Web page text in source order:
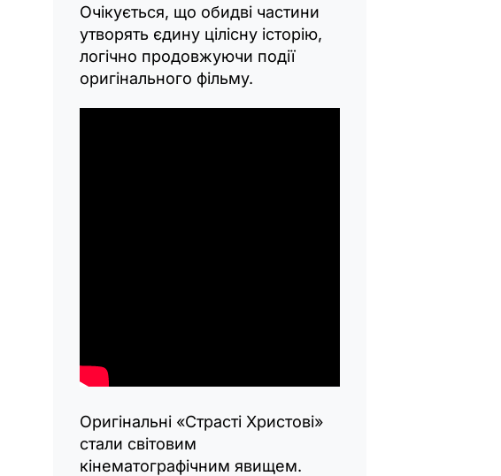
Очікується, що обидві частини
утворять єдину цілісну історію,
логічно продовжуючи події
оригінального фільму.
Оригінальні «Страсті Христові»
стали світовим
кінематографічним явищем.